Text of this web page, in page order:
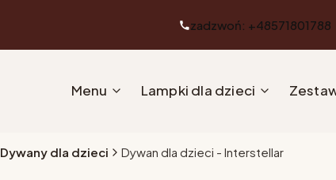
zadzwoń: +48571801788
Menu Lampki dla dzieci
Dywany dla dzieci Dywan dla dzieci - Interstellar